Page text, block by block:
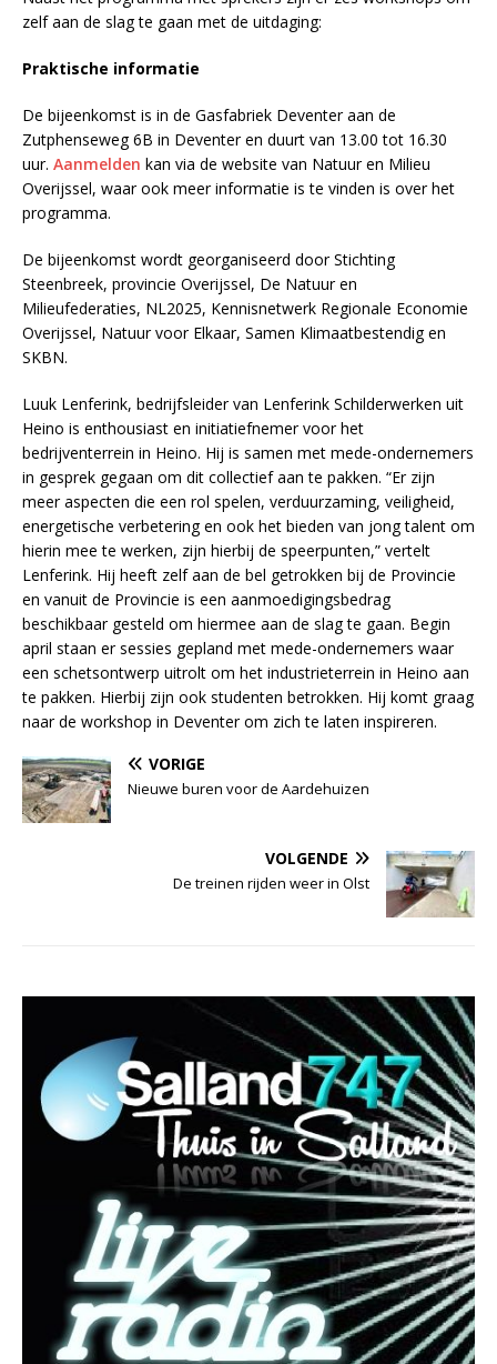
zelf aan de slag te gaan met de uitdaging:
Praktische informatie
De bijeenkomst is in de Gasfabriek Deventer aan de
Zutphenseweg 6B in Deventer en duurt van 13.00 tot 16.30
uur. Aanmelden kan via de website van Natuur en Milieu
Overijssel, waar ook meer informatie is te vinden is over het
programma.
De bijeenkomst wordt georganiseerd door Stichting
Steenbreek, provincie Overijssel, De Natuur en
Milieufederaties, NL2025, Kennisnetwerk Regionale Economie
Overijssel, Natuur voor Elkaar, Samen Klimaatbestendig en
SKBN.
Luuk Lenferink, bedrijfsleider van Lenferink Schilderwerken uit
Heino is enthousiast en initiatiefnemer voor het
bedrijventerrein in Heino. Hij is samen met mede-ondernemers
in gesprek gegaan om dit collectief aan te pakken. “Er zijn
meer aspecten die een rol spelen, verduurzaming, veiligheid,
energetische verbetering en ook het bieden van jong talent om
hierin mee te werken, zijn hierbij de speerpunten,” vertelt
Lenferink. Hij heeft zelf aan de bel getrokken bij de Provincie
en vanuit de Provincie is een aanmoedigingsbedrag
beschikbaar gesteld om hiermee aan de slag te gaan. Begin
april staan er sessies gepland met mede-ondernemers waar
een schetsontwerp uitrolt om het industrieterrein in Heino aan
te pakken. Hierbij zijn ook studenten betrokken. Hij komt graag
naar de workshop in Deventer om zich te laten inspireren.
VORIGE
Nieuwe buren voor de Aardehuizen
VOLGENDE
De treinen rijden weer in Olst